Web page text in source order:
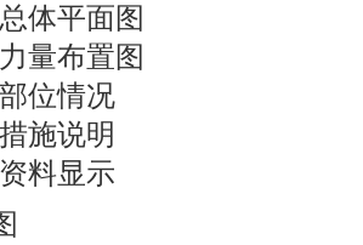
体平面图
量布置图
位情况
施说明
料显示